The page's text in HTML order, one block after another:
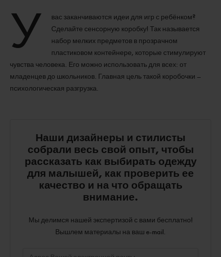
У
вас заканчиваются идеи для игр с ребёнком?
Сделайте сенсорную коробку! Так называется
набор мелких предметов в прозрачном
пластиковом контейнере, которые стимулируют
чувства человека. Его можно использовать для всех: от
младенцев до школьников. Главная цель такой коробочки –
психологическая разгрузка.
Наши дизайнеры и стилисты
собрали весь свой опыт, чтобы
рассказать как выбирать одежду
для малышей, как проверить ее
качество и на что обращать
внимание.
Мы делимся нашей экспертизой с вами бесплатно!
Вышлем материалы на ваш e-mail.